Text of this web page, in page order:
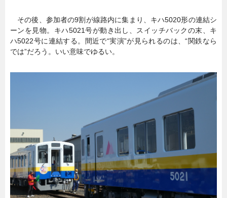
その後、参加者の9割が線路内に集まり、キハ5020形の連結シ
ーンを見物。キハ5021号が動き出し、スイッチバックの末、キ
ハ5022号に連結する。間近で“実演”が見られるのは、“関鉄なら
では”だろう。いい意味でゆるい。